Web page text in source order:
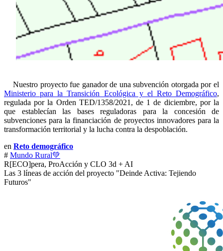
Nuestro proyecto fue ganador de una subvención otorgada por el
Ministerio para la Transición Ecológica y el Reto Demográfico,
regulada por la Orden TED/1358/2021, de 1 de diciembre, por la
que establecían las bases reguladoras para la concesión de
subvenciones para la financiación de proyectos innovadores para la
transformación territorial y la lucha contra la despoblación.
en Reto demográfico
# Mundo Rural💚
R[ECO]pera, ProAcción y CLO 3d + AI
Las 3 líneas de acción del proyecto "Deinde Activa: Tejiendo
Futuros"